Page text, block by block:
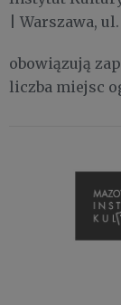
| Warszawa,
obowiązują
liczba miejsc